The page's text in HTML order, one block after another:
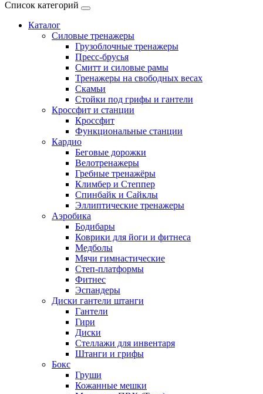
Список категорий
Каталог
Силовые тренажеры
Грузоблочные тренажеры
Пресс-брусья
Смитт и силовые рамы
Тренажеры на свободных весах
Скамьи
Стойки под грифы и гантели
Кроссфит и станции
Кроссфит
Функциональные станции
Кардио
Беговые дорожки
Велотренажеры
Гребные тренажёры
Климбер и Степпер
Спинбайк и Сайклы
Эллиптические тренажеры
Аэробика
Бодибары
Коврики для йоги и фитнеса
Медболы
Мячи гимнастические
Степ-платформы
Фитнес
Эспандеры
Диски гантели штанги
Гантели
Гири
Диски
Стеллажи для инвентаря
Штанги и грифы
Бокс
Груши
Кожанные мешки